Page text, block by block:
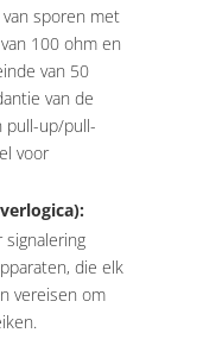
van sporen met
100 ohm en
van 50
van de
pull-up/pull-
voor
signalering
die elk
vereisen om